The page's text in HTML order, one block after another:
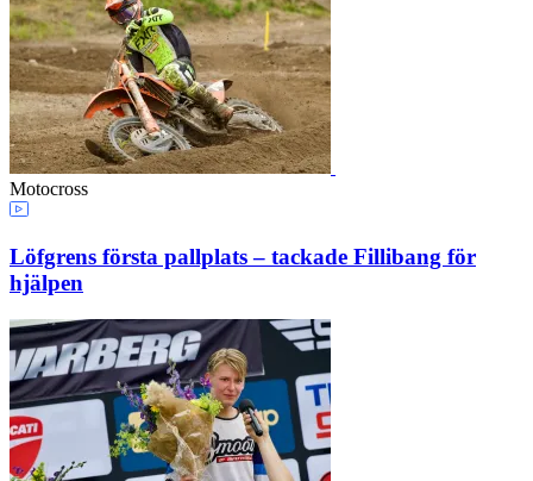
Motocross
Löfgrens första pallplats – tackade Fillibang för
hjälpen